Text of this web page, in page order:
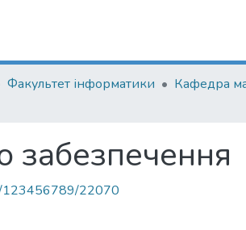
Факультет інформатики Кафедра
забезпечення
123456789/22070